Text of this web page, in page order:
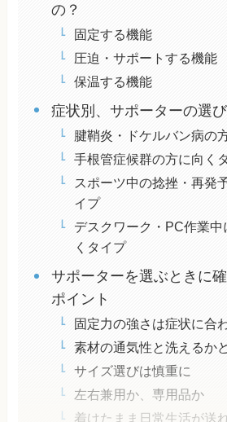
の？
固定する機能
圧迫・サポートする機能
保温する機能
症状別、サポーターの選
腱鞘炎・ドケルバン病の
手根管症候群の方に向く
スポーツ中の捻挫・再発
イプ
デスクワーク・PC作業中
くタイプ
サポーターを選ぶときに
ポイント
固定力の強さは症状に合
素材の通気性と洗えるか
サイズ選びは慎重に
左右兼用か、専用品か
着けたまま日常生活が送